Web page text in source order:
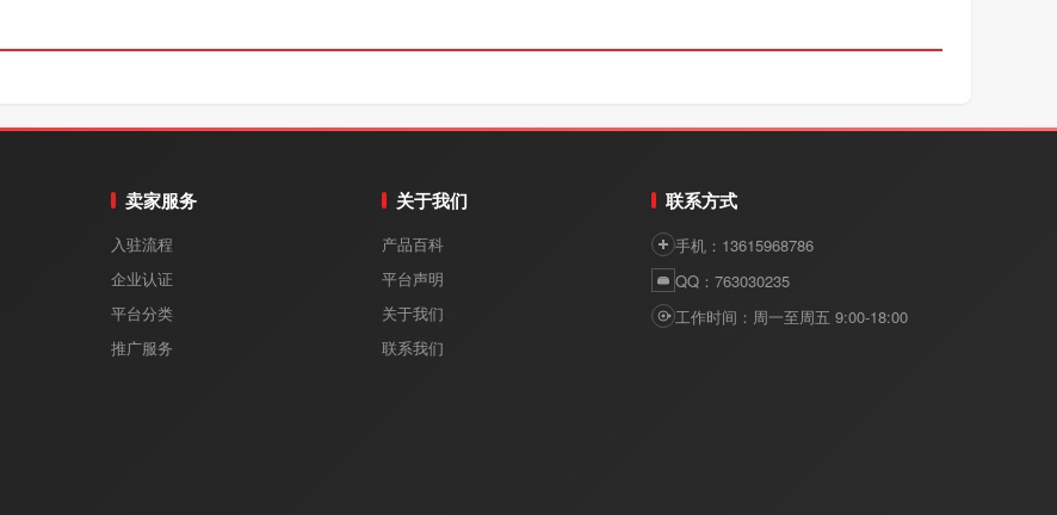
卖家服务
入驻流程
企业认证
平台分类
推广服务
关于我们
产品百科
平台声明
关于我们
联系我们
联系方式
手机：13615968786
QQ：763030235
工作时间：周一至周五 9:00-18:00